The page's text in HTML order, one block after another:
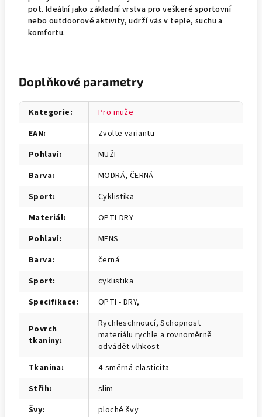
pot. Ideální jako základní vrstva pro veškeré sportovní
nebo outdoorové aktivity, udrží vás v teple, suchu a
komfortu.
Doplňkové parametry
Kategorie:
Pro muže
EAN:
Zvolte variantu
Pohlaví:
MUŽI
Barva:
MODRÁ, ČERNÁ
Sport:
Cyklistika
Materiál:
OPTI-DRY
Pohlaví:
MENS
Barva:
černá
Sport:
cyklistika
Specifikace: OPTI - DRY,
Povrch
tkaniny:
Rychleschnoucí, Schopnost
materiálu rychle a rovnoměrně
odvádět vlhkost
Tkanina:
4-směrná elasticita
Střih:
slim
Švy:
ploché švy